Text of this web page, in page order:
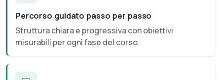
Percorso guidato passo per passo
Struttura chiara e progressiva con obiettivi
misurabili per ogni fase del corso.